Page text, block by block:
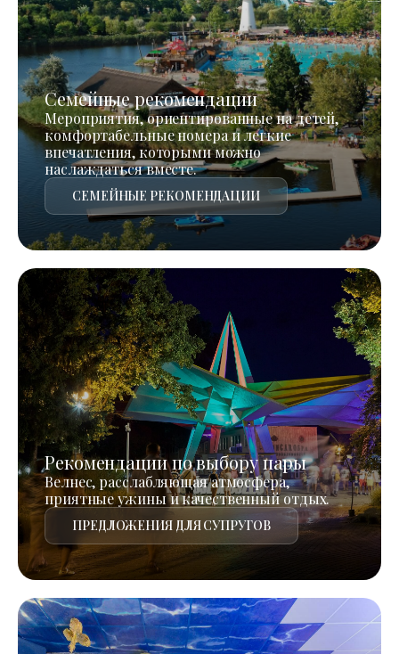
Семейные рекомендации
Мероприятия, ориентированные на детей,
комфортабельные номера и легкие
впечатления, которыми можно
наслаждаться вместе.
СЕМЕЙНЫЕ РЕКОМЕНДАЦИИ
Рекомендации по выбору пары
Велнес, расслабляющая атмосфера,
приятные ужины и качественный отдых.
ПРЕДЛОЖЕНИЯ ДЛЯ СУПРУГОВ